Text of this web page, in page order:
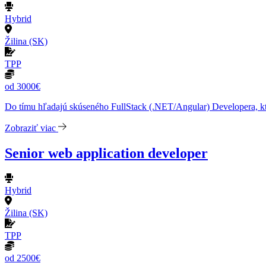
Hybrid
Žilina (SK)
TPP
od 3000€
Do tímu hľadajú skúseného FullStack (.NET/Angular)
Zobraziť viac
Senior web application developer
Hybrid
Žilina (SK)
TPP
od 2500€